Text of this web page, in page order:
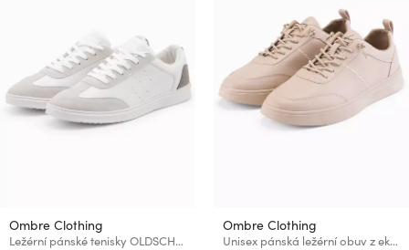
Ombre Clothing
Ležérní pánské tenisky OLDSCHOOL - bílé V3 OM-FOCS-0104 Ombre Clothing
Ombre Clothing
Unisex pánská ležérní obuv z eko nubuku béžová Ombre Clothing